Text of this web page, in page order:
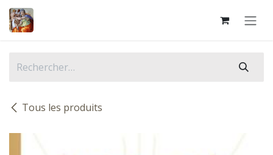
Se rendre au contenu
Tous les produits